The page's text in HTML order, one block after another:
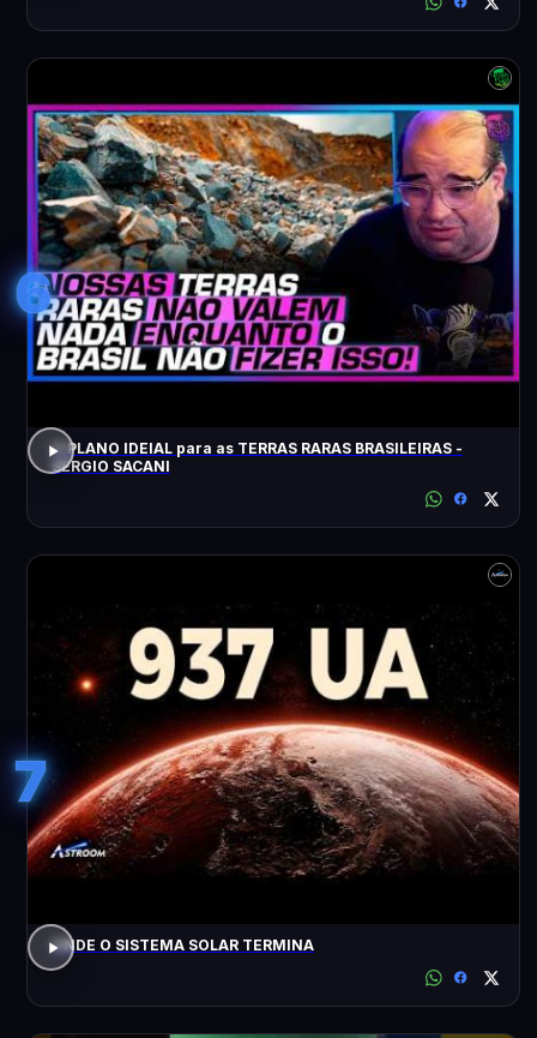
6
O PLANO IDEIAL para as TERRAS RARAS BRASILEIRAS -
SÉRGIO SACANI
7
ONDE O SISTEMA SOLAR TERMINA